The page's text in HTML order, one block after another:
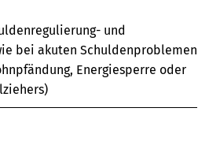
und
bei akuten Schuldenproblemen
Energiesperre oder